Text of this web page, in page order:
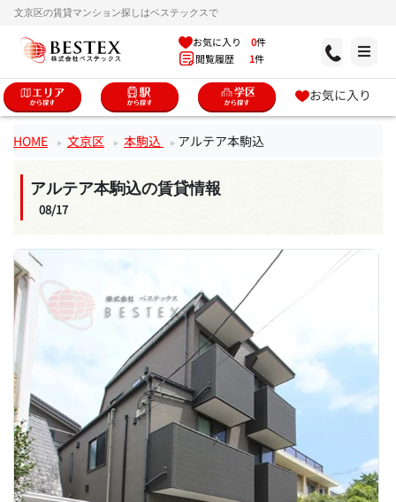
文京区の賃貸マンション探しはベステックスで
お気に入り 0件
閲覧履歴 1件
お気に入り
HOME 文京区 本駒込 アルテア本駒込
アルテア本駒込の賃貸情報
08/17